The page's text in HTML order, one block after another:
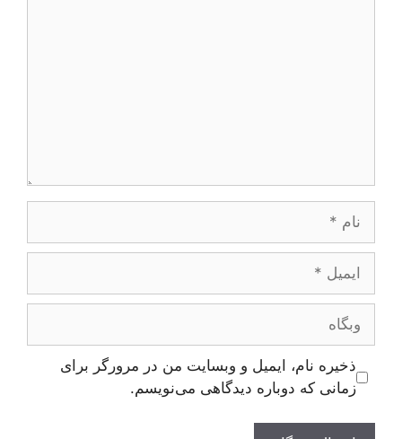
ایمیل
وبگاه
ذخیره نام، ایمیل و وبسایت من در مرورگر برای
زمانی که دوباره دیدگاهی می‌نویسم.